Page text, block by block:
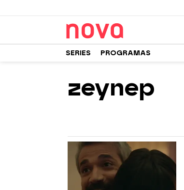
SERIES PROGRAMAS
zeynep